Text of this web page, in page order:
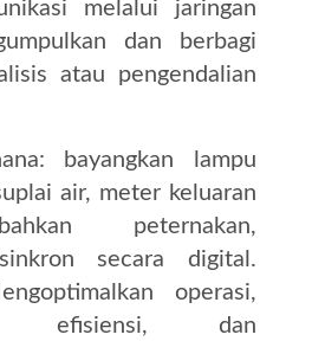
melalui jaringan
dan berbagi
atau pengendalian
bayangkan lampu
air, meter keluaran
peternakan,
secara digital.
operasi,
efisiensi, dan